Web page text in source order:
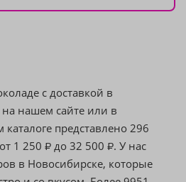
с доставкой в
нашем сайте или в
представлено 296
1 250 ₽ до 32 500 ₽. У нас
в Новосибирске, которые